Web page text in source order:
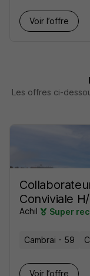
Voir l’offre
Les offres ci-
Conviviale
Achil Super
Cambrai - 59
Voir l’offre